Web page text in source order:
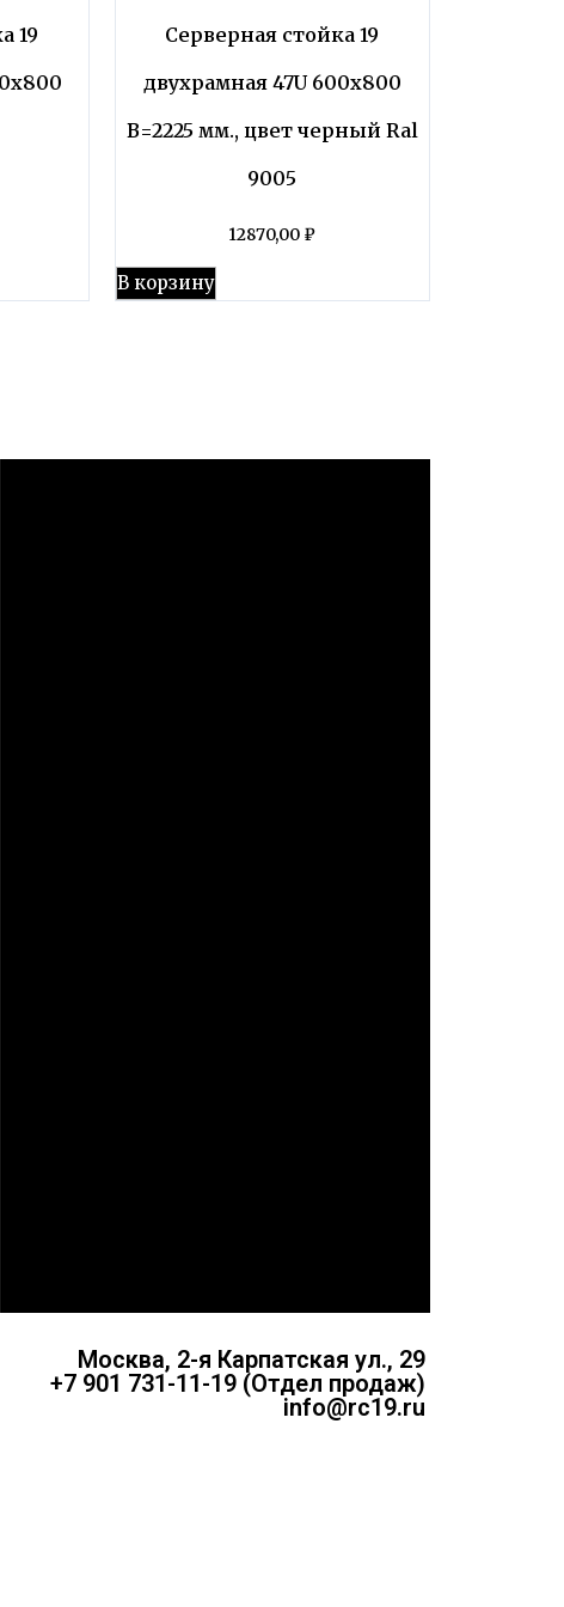
19
Серверная стойка 19
двухрамная 47U 600х800
В=2225 мм., цвет черный Ral
9005
12870,00 ₽
В корзину
Москва, 2-я Карпатская ул., 29
+7 901 731-11-19 (Отдел продаж)
info@rc19.ru